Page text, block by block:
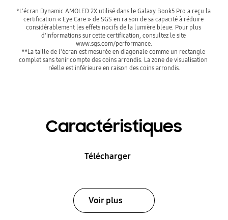
*L'écran Dynamic AMOLED 2X utilisé dans le Galaxy Book5 Pro a reçu la
certification « Eye Care » de SGS en raison de sa capacité à réduire
considérablement les effets nocifs de la lumière bleue. Pour plus
d'informations sur cette certification, consultez le site
www.sgs.com/performance.
**La taille de l'écran est mesurée en diagonale comme un rectangle
complet sans tenir compte des coins arrondis. La zone de visualisation
réelle est inférieure en raison des coins arrondis.
Caractéristiques
Télécharger
Voir plus